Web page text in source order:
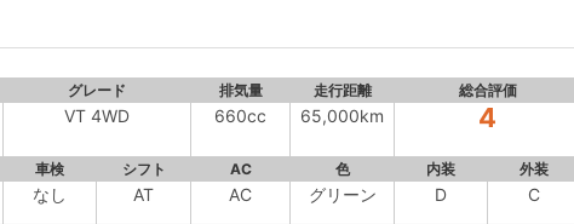
グレード 排気量 走行距離 総合評価
VT 4WD 660cc 65,000km 4
車検 シフト AC 色 内装 外装
なし AT AC グリーン D C